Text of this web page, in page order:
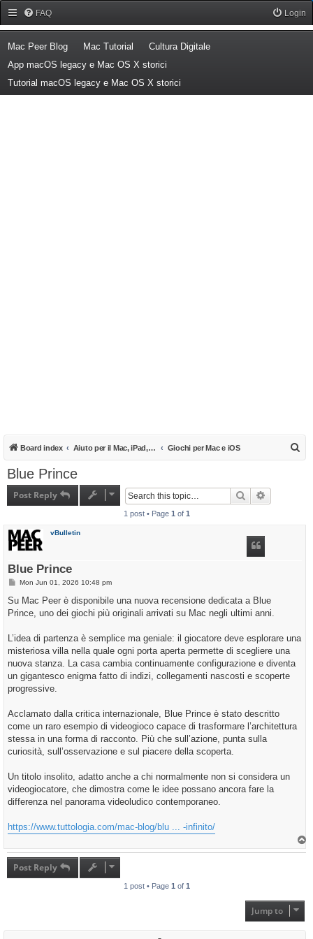
FAQ Login
Mac Peer Blog(Opens a new tab)
Mac Tutorial (Opens a new tab)
Cultura Digitale(Opens a new tab)
App macOS legacy e Mac OS X storici
Tutorial macOS legacy e Mac OS X storici
Board index Aiuto per il Mac, iPad, iPhone e iPod Giochi per Mac e iOS
Blue Prince
Post Reply Search
1 post • Page 1 of 1
vBulletin
Blue Prince
P
s
Mon Jun 01, 2026 10:48 pm
Su Mac Peer è disponibile una nuova recensione dedicata a Blue
Prince, uno dei giochi più originali arrivati su Mac negli ultimi anni.
L’idea di partenza è semplice ma geniale: il giocatore deve esplorare una
misteriosa villa nella quale ogni porta aperta permette di scegliere una
nuova stanza. La casa cambia continuamente configurazione e diventa
un gigantesco enigma fatto di indizi, collegamenti nascosti e scoperte
progressive.
Acclamato dalla critica internazionale, Blue Prince è stato descritto
come un raro esempio di videogioco capace di trasformare l’architettura
stessa in una forma di racconto. Più che sull’azione, punta sulla
curiosità, sull’osservazione e sul piacere della scoperta.
Un titolo insolito, adatto anche a chi normalmente non si considera un
videogiocatore, che dimostra come le idee possano ancora fare la
differenza nel panorama videoludico contemporaneo.
https://www.tuttologia.com/mac-blog/blu ... -infinito/
Post Reply
1 post • Page 1 of 1
Jump to